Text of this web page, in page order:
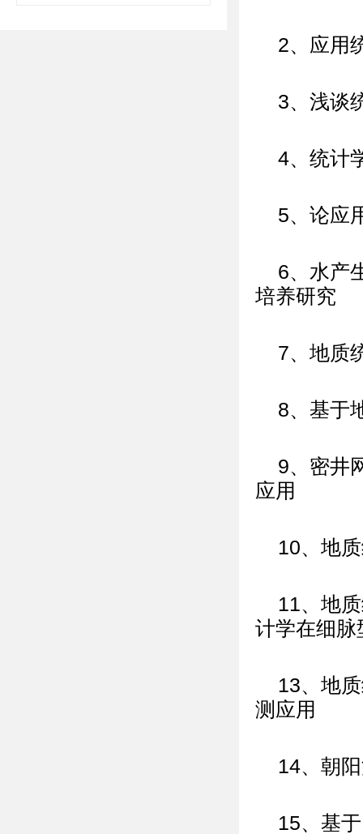
2、应用
3、浅谈
4、统计
5、论应
6、水产
培养研究
7、地质
8、基于
9、密井
应用
10、地
11、地
计学在细脉
13、地
测应用
14、朝
15、基